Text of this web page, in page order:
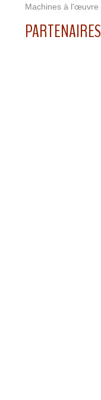
Machines à l'œuvre
PARTENAIRES